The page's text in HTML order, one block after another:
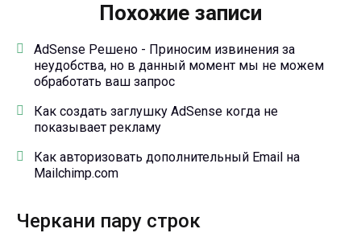
Похожие записи
AdSense Решено - Приносим извинения за
неудобства, но в данный момент мы не можем
обработать ваш запрос
Как создать заглушку AdSense когда не
показывает рекламу
Как авторизовать дополнительный Email на
Mailchimp.com
Черкани пару строк